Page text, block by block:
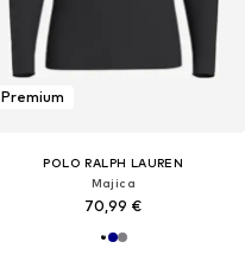
Premium
POLO RALPH LAUREN
Majica
70,99 €